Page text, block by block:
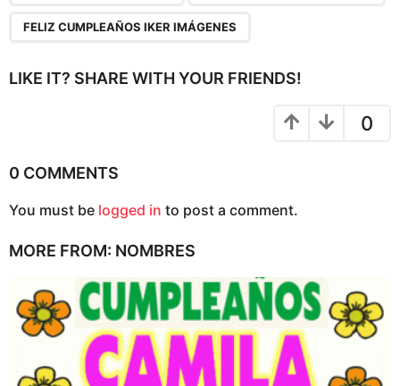
a
n
FELIZ CUMPLEAÑOS IKER IMÁGENES
LIKE IT? SHARE WITH YOUR FRIENDS!
0
0 COMMENTS
You must be logged in to post a comment.
MORE FROM: NOMBRES